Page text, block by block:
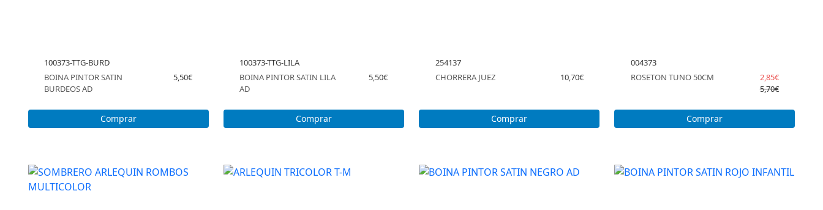
100373-TTG-BURD
BOINA PINTOR SATIN
BURDEOS AD
5,50€
Comprar
100373-TTG-LILA
BOINA PINTOR SATIN LILA
AD
5,50€
Comprar
254137
CHORRERA JUEZ
10,70€
Comprar
004373
ROSETON TUNO 50CM
2,85€
5,70€
Comprar